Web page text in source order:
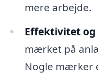
mere arbejde.
Effektivitet
mærket på
Nogle mærker